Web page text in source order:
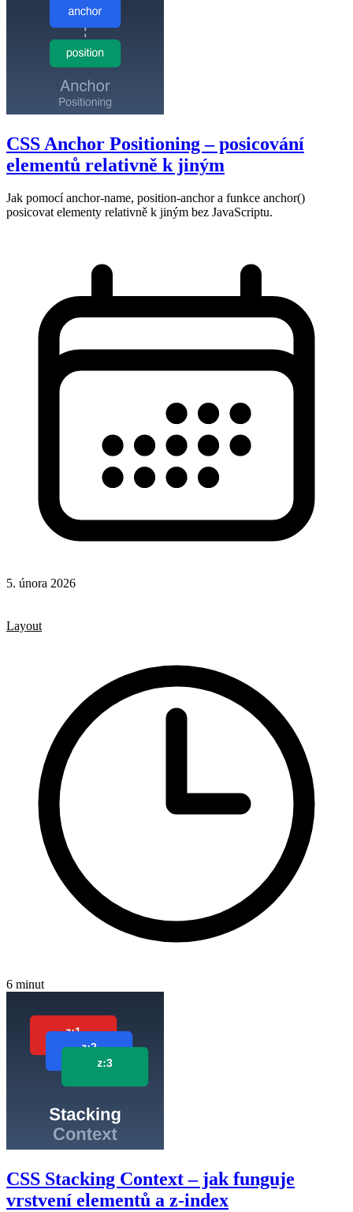
CSS Anchor Positioning – posicování
elementů relativně k jiným
Jak pomocí anchor-name, position-anchor a funkce anchor()
posicovat elementy relativně k jiným bez JavaScriptu.
5. února 2026
Layout
6 minut
CSS Stacking Context – jak funguje
vrstvení elementů a z-index